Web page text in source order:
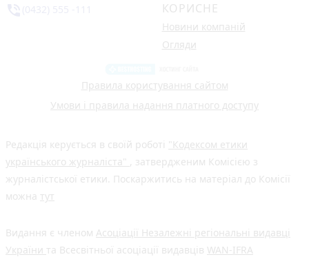
КОРИСНЕ
Новини компаній
Огляди
Правила користування сайтом
Умови і правила надання платного доступу
Редакція керується в своїй роботі "Кодексом етики
українського журналіста" , затвердженим Комісією з
журналістської етики. Поскаржитись на матеріал до Комісії
можна тут
Видання є членом Асоціації Незалежні регіональні видавці
України та Всесвітньої асоціації видавців WAN-IFRA